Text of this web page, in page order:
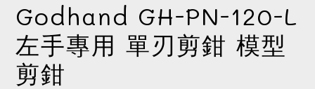
Godhand GH-PN-120-L
左手專用 單刃剪鉗 模型
剪鉗